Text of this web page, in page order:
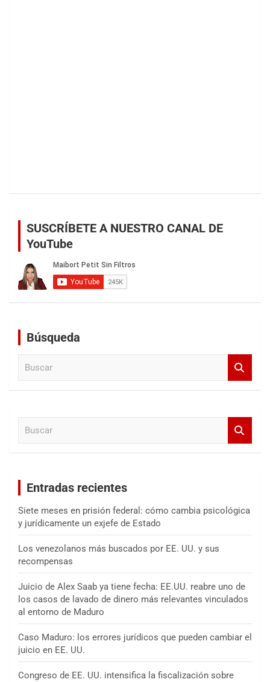
SUSCRÍBETE A NUESTRO CANAL DE
YouTube
Búsqueda
Entradas recientes
Siete meses en prisión federal: cómo cambia psicológica
y jurídicamente un exjefe de Estado
Los venezolanos más buscados por EE. UU. y sus
recompensas
Juicio de Alex Saab ya tiene fecha: EE.UU. reabre uno de
los casos de lavado de dinero más relevantes vinculados
al entorno de Maduro
Caso Maduro: los errores jurídicos que pueden cambiar el
juicio en EE. UU.
Congreso de EE. UU. intensifica la fiscalización sobre